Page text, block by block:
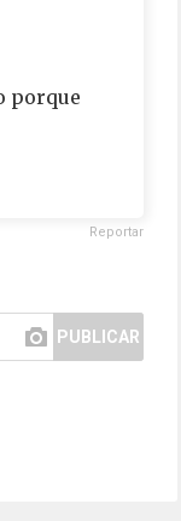
porque
Reportar
PUBLICAR